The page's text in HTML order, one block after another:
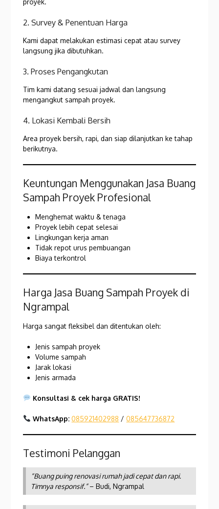
proyek.
2. Survey & Penentuan Harga
Kami dapat melakukan estimasi cepat atau survey
langsung jika dibutuhkan.
3. Proses Pengangkutan
Tim kami datang sesuai jadwal dan langsung
mengangkut sampah proyek.
4. Lokasi Kembali Bersih
Area proyek bersih, rapi, dan siap dilanjutkan ke tahap
berikutnya.
Keuntungan Menggunakan Jasa Buang
Sampah Proyek Profesional
Menghemat waktu & tenaga
Proyek lebih cepat selesai
Lingkungan kerja aman
Tidak repot urus pembuangan
Biaya terkontrol
Harga Jasa Buang Sampah Proyek di
Ngrampal
Harga sangat fleksibel dan ditentukan oleh:
Jenis sampah proyek
Volume sampah
Jarak lokasi
Jenis armada
Konsultasi & cek harga GRATIS!
WhatsApp: 085921402988 /085647736872
Testimoni Pelanggan
“Buang puing renovasi rumah jadi cepat dan rapi.
Timnya responsif.”– Budi, Ngrampal